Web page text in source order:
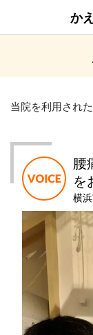
か
当院を利用され
腰
を
横